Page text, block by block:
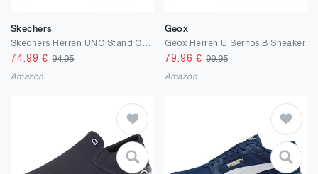
Skechers
74.99 €94.95
Amazon
Geox
Geox Herren U Serifos B Sneaker
79.96 € 99.95
Amazon